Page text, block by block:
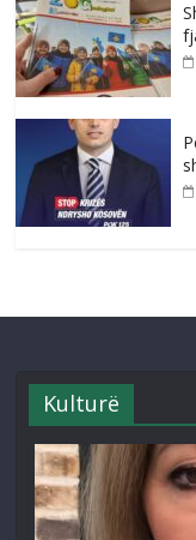
Kulturë